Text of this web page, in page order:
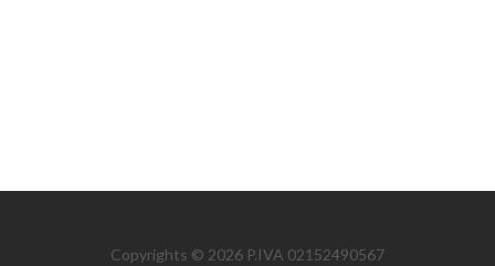
Copyrights © 2026 P.IVA 02152490567